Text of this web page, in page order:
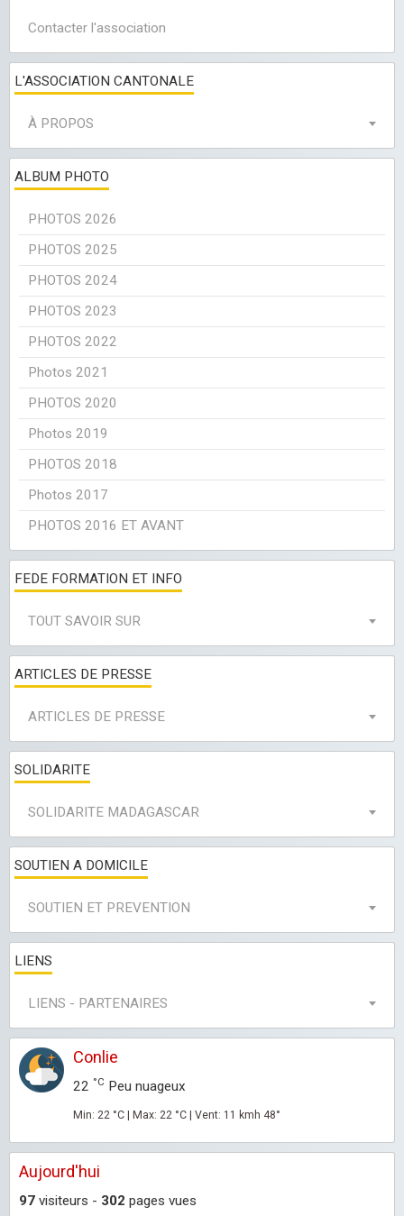
Contacter l'association
L'ASSOCIATION CANTONALE
À PROPOS
ALBUM PHOTO
PHOTOS 2026
PHOTOS 2025
PHOTOS 2024
PHOTOS 2023
PHOTOS 2022
Photos 2021
PHOTOS 2020
Photos 2019
PHOTOS 2018
Photos 2017
PHOTOS 2016 ET AVANT
FEDE FORMATION ET INFO
TOUT SAVOIR SUR
ARTICLES DE PRESSE
ARTICLES DE PRESSE
SOLIDARITE
SOLIDARITE MADAGASCAR
SOUTIEN A DOMICILE
SOUTIEN ET PREVENTION
LIENS
LIENS - PARTENAIRES
Conlie
22 °C Peu nuageux
Min: 22 °C | Max: 22 °C | Vent: 11 kmh 48°
Aujourd'hui
97 visiteurs - 302 pages vues